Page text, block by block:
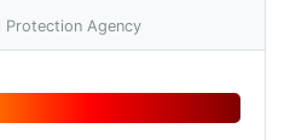
Protection Agency